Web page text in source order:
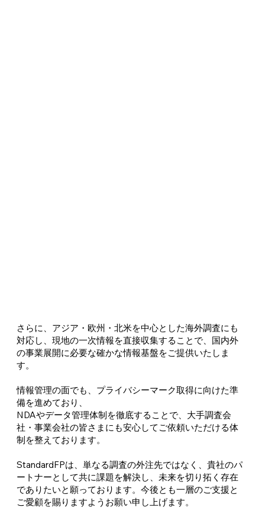
さらに、アジア・欧州・北米を中心とした海外調査にも
対応し、現地の一次情報を直接収集することで、国内外
の事業展開に必要な確かな情報基盤をご提供いたしま
す。
情報管理の面でも、プライバシーマーク取得に向けた準
備を進めており、
NDAやデータ管理体制を徹底することで、大手調査会
社・事業会社の皆さまにも安心してご依頼いただける体
制を整えております。
StandardFPは、単なる調査の外注先ではなく、貴社のパ
ートナーとして共に課題を解決し、未来を切り拓く存在
でありたいと願っております。今後とも一層のご支援と
ご愛顧を賜りますようお願い申し上げます。